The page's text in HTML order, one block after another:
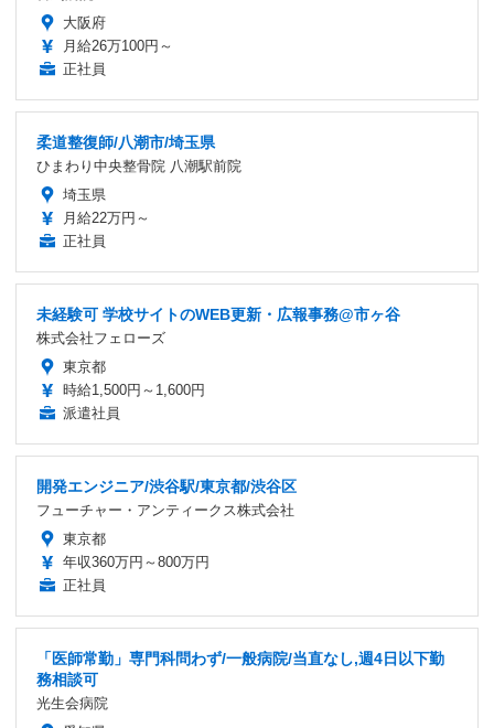
大阪府
月給26万100円～
正社員
柔道整復師/八潮市/埼玉県
ひまわり中央整骨院 八潮駅前院
埼玉県
月給22万円～
正社員
未経験可 学校サイトのWEB更新・広報事務@市ヶ谷
株式会社フェローズ
東京都
時給1,500円～1,600円
派遣社員
開発エンジニア/渋谷駅/東京都/渋谷区
フューチャー・アンティークス株式会社
東京都
年収360万円～800万円
正社員
「医師常勤」専門科問わず/一般病院/当直なし,週4日以下勤
務相談可
光生会病院